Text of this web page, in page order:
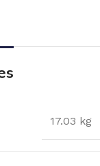
17.03 kg